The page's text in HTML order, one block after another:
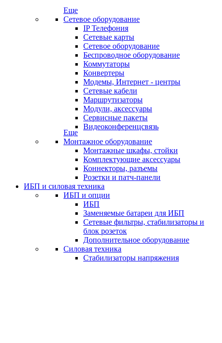
Еще
Сетевое оборудование
IP Телефония
Сетевые карты
Сетевое оборудование
Беспроводное оборудование
Коммутаторы
Конвертеры
Модемы, Интернет - центры
Сетевые кабели
Маршрутизаторы
Модули, аксессуары
Сервисные пакеты
Видеоконференцсвязь
Еще
Монтажное оборудование
Монтажные шкафы, стойки
Комплектующие аксессуары
Коннекторы, разъемы
Розетки и патч-панели
ИБП и силовая техника
ИБП и опции
ИБП
Заменяемые батареи для ИБП
Сетевые фильтры, стабилизаторы и
блок розеток
Дополнительное оборудование
Силовая техника
Стабилизаторы напряжения